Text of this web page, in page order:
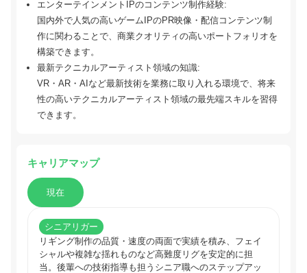
エンターテインメントIPのコンテンツ制作経験:
国内外で人気の高いゲームIPのPR映像・配信コンテンツ制
作に関わることで、商業クオリティの高いポートフォリオを
構築できます。
最新テクニカルアーティスト領域の知識:
VR・AR・AIなど最新技術を業務に取り入れる環境で、将来
性の高いテクニカルアーティスト領域の最先端スキルを習得
できます。
キャリアマップ
現在
シニアリガー
リギング制作の品質・速度の両面で実績を積み、フェイ
シャルや複雑な揺れものなど高難度リグを安定的に担
当。後輩への技術指導も担うシニア職へのステップアッ